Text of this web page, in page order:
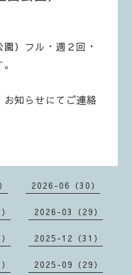
）フル・週２回・
知らせにてご連絡
2026-06（30）
2026-03（29）
2025-12（31）
2025-09（29）